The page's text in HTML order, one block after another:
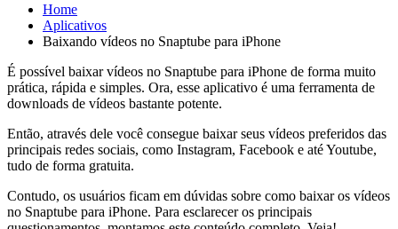
Home
Aplicativos
Baixando vídeos no Snaptube para iPhone
É possível baixar vídeos no Snaptube para iPhone de forma muito
prática, rápida e simples. Ora, esse aplicativo é uma ferramenta de
downloads de vídeos bastante potente.
Então, através dele você consegue baixar seus vídeos preferidos das
principais redes sociais, como Instagram, Facebook e até Youtube,
tudo de forma gratuita.
Contudo, os usuários ficam em dúvidas sobre como baixar os vídeos
no Snaptube para iPhone. Para esclarecer os principais